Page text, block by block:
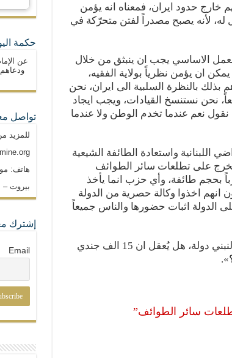
خارج حدود ايران، فمعناه انه يؤمن
له، لأنه يصبح مصدراً لفتن متحرّكة في
الاساسي يجب ان ينبثق من خلال
ان يؤمن نظرياً بولاية الفقيه،
بذلك بالنظرة السلبية الى ايران، نحن
نحن نستنسخ القيادات، ويجب ايجاد
نعم عندما تخدم الوطن ولا عندما
واستعادة الطائفة الشيعية
تخرج على تطلعات سائر الطوائف
بحجم طائفة، وأي حزب انما يأخذ
اخذوا وكالة حصرية من الدولة
الدولة اثبات حضورها والناس جميعاً
وختم: «علينا ان نستفيد من الدعم الدولي والعالمي لنبني دولة، هل يُعقل ان 15 الف جندي
سائر الطوائف”
حكمة
عن
تواصل
للمزيد
هاتف:
بيروت –
إشترك
Email